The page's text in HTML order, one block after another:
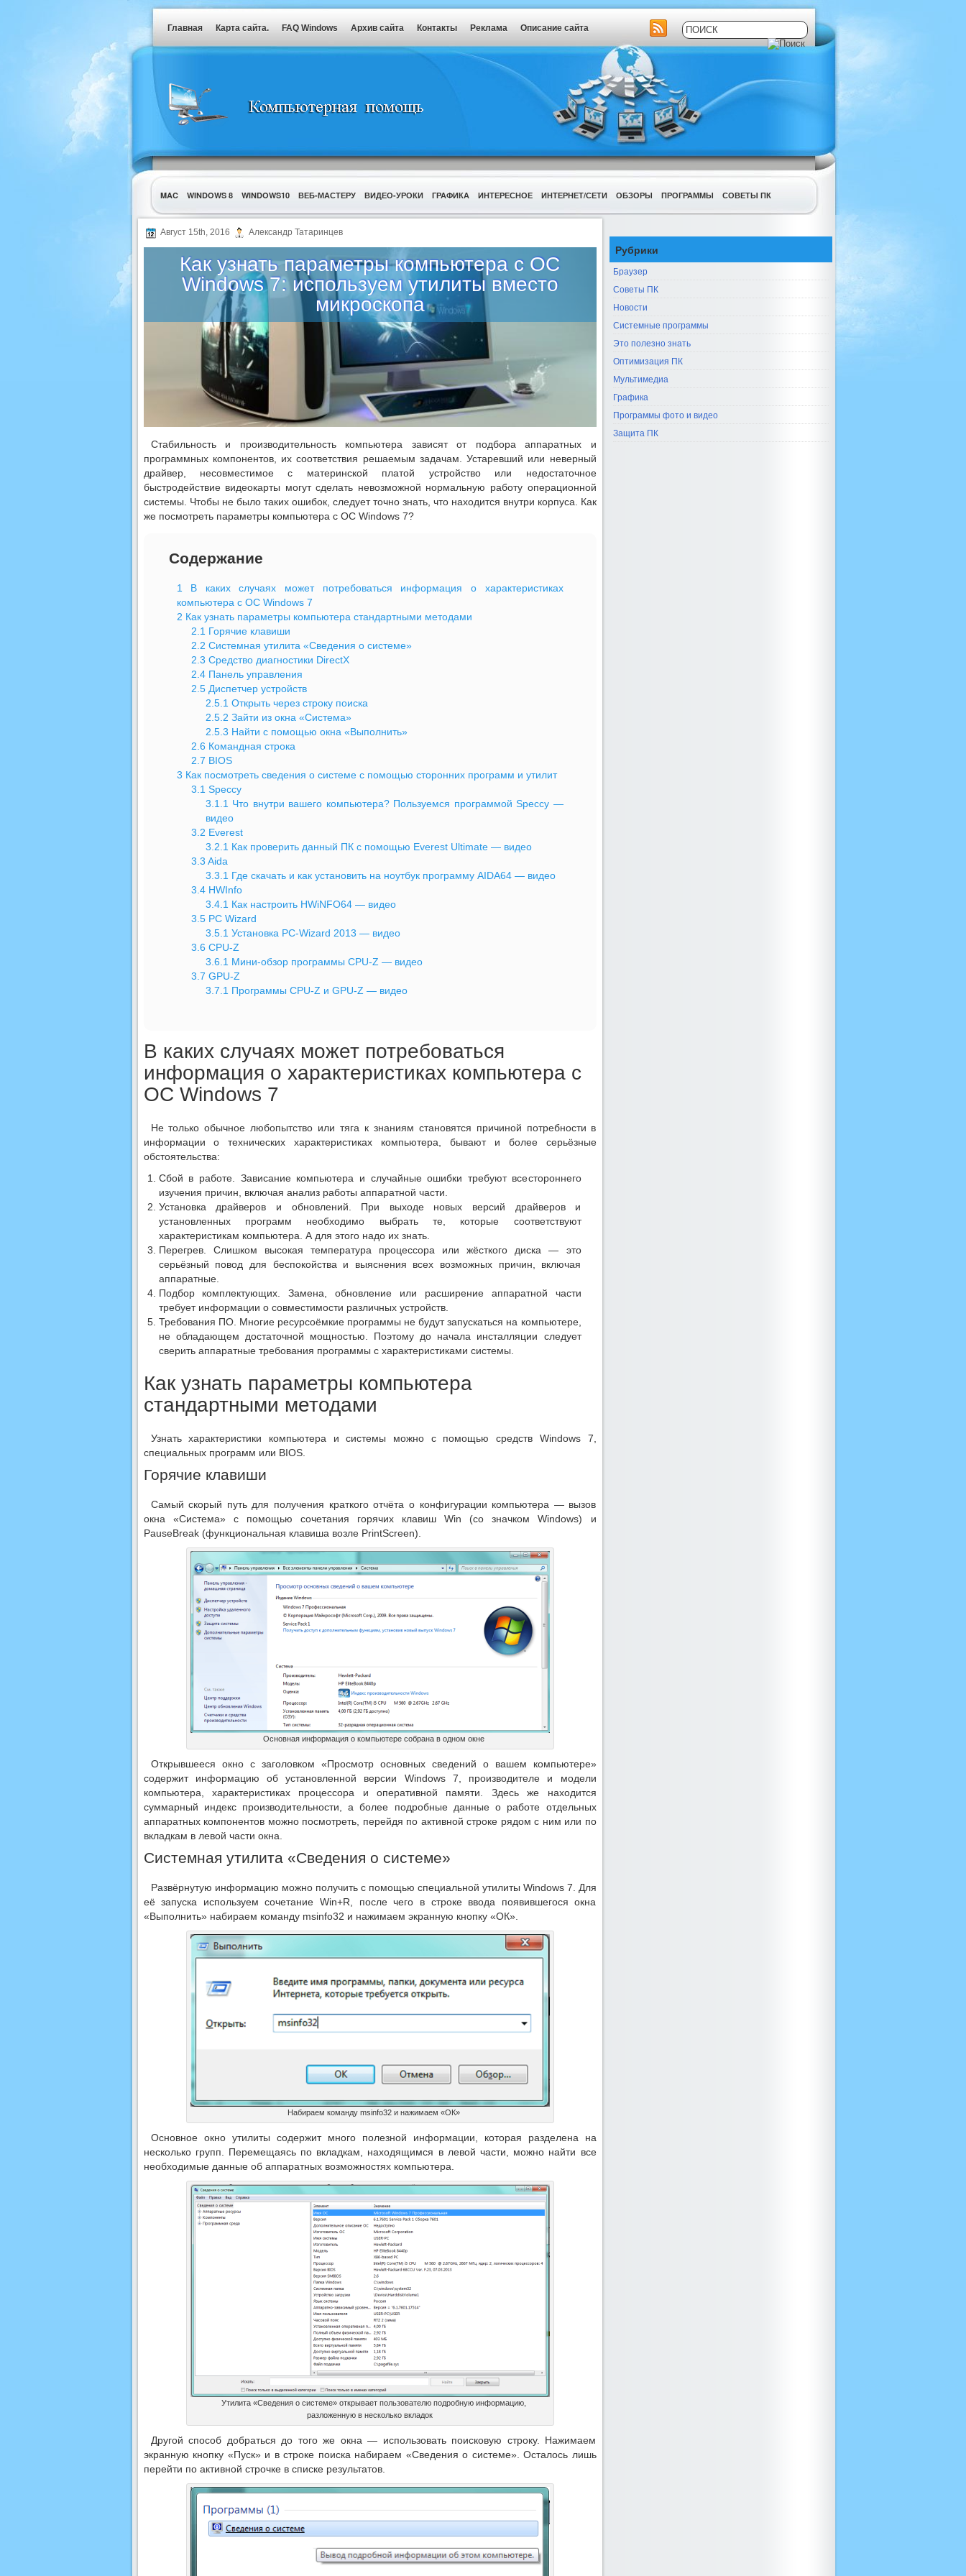
Главная Карта сайта. FAQ Windows Архив сайта Контакты Реклама Описание сайта
MAC WINDOWS 8 WINDOWS10 ВЕБ-МАСТЕРУ ВИДЕО-УРОКИ ГРАФИКА ИНТЕРЕСНОЕ ИНТЕРНЕТ/СЕТИ ОБЗОРЫ ПРОГРАММЫ СОВЕТЫ ПК
УТИЛИТЫ
Август 15th, 2016 Александр Татаринцев
Как узнать параметры компьютера с OC
Windows 7: используем утилиты вместо
микроскопа
Стабильность и производительность компьютера зависят от подбора аппаратных и
программных компонентов, их соответствия решаемым задачам. Устаревший или неверный
драйвер, несовместимое с материнской платой устройство или недостаточное
быстродействие видеокарты могут сделать невозможной нормальную работу операционной
системы. Чтобы не было таких ошибок, следует точно знать, что находится внутри корпуса. Как
же посмотреть параметры компьютера с OC Windows 7?
Содержание
1
В каких случаях может потребоваться информация о характеристиках
компьютера с ОС Windows 7
2 Как узнать параметры компьютера стандартными методами
2.1 Горячие клавиши
2.2 Системная утилита «Сведения о системе»
2.3 Средство диагностики DirectX
2.4Панель управления
2.5Диспетчер устройств
2.5.1 Открыть через строку поиска
2.5.2 Зайти из окна «Система»
2.5.3 Найти с помощью окна «Выполнить»
2.6 Командная строка
2.7 BIOS
3 Как посмотреть сведения о системе с помощью сторонних программ и утилит
3.1 Speccy
3.1.1 Что внутри вашего компьютера? Пользуемся программой Speccy —
видео
3.2 Everest
3.2.1 Как проверить данный ПК с помощью Everest Ultimate — видео
3.3 Aida
3.3.1 Где скачать и как установить на ноутбук программу AIDA64 — видео
3.4HWInfo
3.4.1 Как настроить HWiNFO64 — видео
3.5PC Wizard
3.5.1 Установка PC-Wizard 2013 — видео
3.6 CPU-Z
3.6.1 Мини-обзор программы CPU-Z — видео
3.7 GPU-Z
3.7.1 Программы CPU-Z и GPU-Z — видео
В каких случаях может потребоваться
информация о характеристиках компьютера с
ОС Windows 7
Не только обычное любопытство или тяга к знаниям становятся причиной потребности в
информации о технических характеристиках компьютера, бывают и более серьёзные
обстоятельства:
Сбой в работе. Зависание компьютера и случайные ошибки требуют всестороннего
изучения причин, включая анализ работы аппаратной части.
Установка драйверов и обновлений. При выходе новых версий драйверов и
установленных программ необходимо выбрать те, которые соответствуют
характеристикам компьютера. А для этого надо их знать.
Перегрев. Слишком высокая температура процессора или жёсткого диска — это
серьёзный повод для беспокойства и выяснения всех возможных причин, включая
аппаратные.
Подбор комплектующих. Замена, обновление или расширение аппаратной части
требует информации о совместимости различных устройств.
Требования ПО. Многие ресурсоёмкие программы не будут запускаться на компьютере,
не обладающем достаточной мощностью. Поэтому до начала инсталляции следует
сверить аппаратные требования программы с характеристиками системы.
Как узнать параметры компьютера
стандартными методами
Узнать характеристики компьютера и системы можно с помощью средств Windows 7,
специальных программ или BIOS.
Горячие клавиши
Самый скорый путь для получения краткого отчёта о конфигурации компьютера — вызов
окна «Система» с помощью сочетания горячих клавиш Win (со значком Windows) и
PauseBreak (функциональная клавиша возле PrintScreen).
Основная информация о компьютере собрана в одном окне
Открывшееся окно с заголовком «Просмотр основных сведений о вашем компьютере»
содержит информацию об установленной версии Windows 7, производителе и модели
компьютера, характеристиках процессора и оперативной памяти. Здесь же находится
суммарный индекс производительности, а более подробные данные о работе отдельных
аппаратных компонентов можно посмотреть, перейдя по активной строке рядом с ним или по
вкладкам в левой части окна.
Системная утилита «Сведения о системе»
Развёрнутую информацию можно получить с помощью специальной утилиты Windows 7. Для
её запуска используем сочетание Win+R, после чего в строке ввода появившегося окна
«Выполнить» набираем команду msinfo32 и нажимаем экранную кнопку «ОК».
Набираем команду msinfo32 и нажимаем «ОК»
Основное окно утилиты содержит много полезной информации, которая разделена на
несколько групп. Перемещаясь по вкладкам, находящимся в левой части, можно найти все
необходимые данные об аппаратных возможностях компьютера.
Утилита «Сведения о системе» открывает пользователю подробную информацию,
разложенную в несколько вкладок
Другой способ добраться до того же окна — использовать поисковую строку. Нажимаем
экранную кнопку «Пуск» и в строке поиска набираем «Сведения о системе». Осталось лишь
перейти по активной строчке в списке результатов.
Рубрики
Браузер
Советы ПК
Новости
Системные программы
Это полезно знать
Оптимизация ПК
Мультимедиа
Графика
Программы фото и видео
Защита ПК